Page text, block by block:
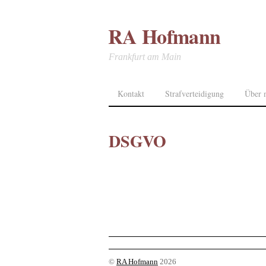
RA Hofmann
Frankfurt am Main
Kontakt Strafverteidigung Über
DSGVO
© RA Hofmann 2026